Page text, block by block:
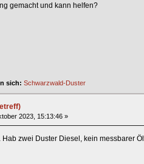
gemacht und kann helfen?
sich: Schwarzwald-Duster
2023, 15:13:46 »
zwei Duster Diesel, kein messbarer